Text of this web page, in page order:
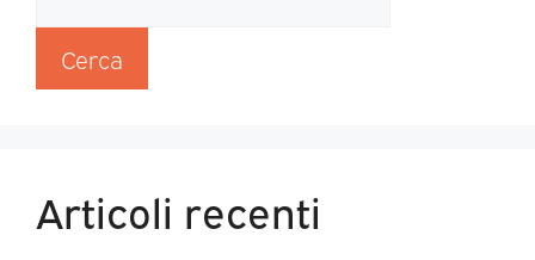
Cerca
Articoli recenti